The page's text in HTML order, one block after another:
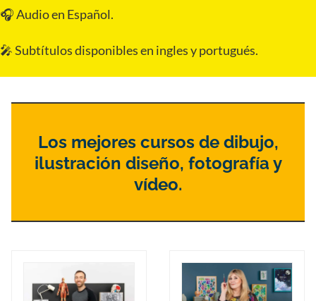
🎧 Audio en Español.
🎤 Subtítulos disponibles en ingles y portugués.
Los mejores cursos de dibujo,
ilustración diseño, fotografía y
vídeo.